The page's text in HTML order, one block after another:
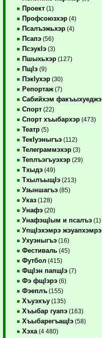
Проект (1)
Профсоюзхэр (4)
Псалъэжьхэр (4)
Псапэ (56)
ПсэукIэ (3)
Пшыхьхэр (127)
ПщIэ (9)
ПэкIухэр (30)
Репортаж (7)
Сабийхэм факъыхуеджэ
Спорт (22)
Спорт хъыбархэр (473)
Театр (5)
ТекIуэныгъэ (112)
Телеграммэхэр (3)
Теплъэгъуэхэр (29)
Тхыдэ (49)
ТхылъыщIэ (213)
Узыншагъэ (85)
Указ (128)
Унафэ (20)
УнафэщIым и псалъэ (1)
УпщIэхэмрэ жэуапхэмрэ
Ухуэныгъэ (16)
Фестиваль (45)
Футбол (415)
ФщIэн папщIэ (7)
Фэ фщIэрэ (6)
Фэеплъ (155)
Хъуэхъу (135)
Хъыбар гуапэ (163)
ХъыбарегъащIэ (58)
Хэха (4 480)